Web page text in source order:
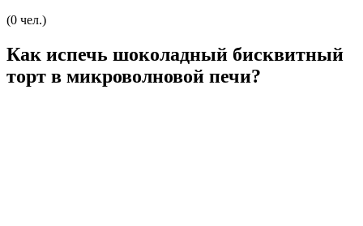
(0 чел.)
Как испечь шоколадный бисквитный
торт в микроволновой печи?